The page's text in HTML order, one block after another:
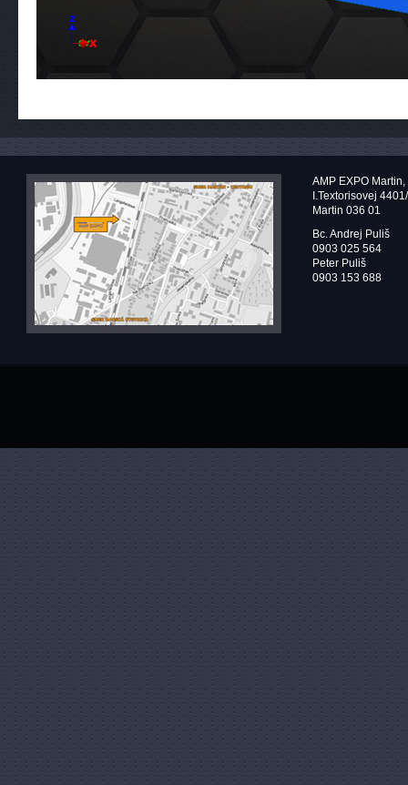
AMP EXPO Martin,
I.Textorisovej
Martin 036 01
Bc. Andrej Puliš
0903 025 564
Peter Puliš
0903 153 688